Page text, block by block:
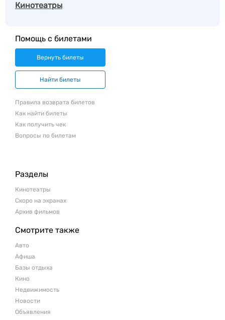
Кинотеатры
Помощь с билетами
Вернуть билеты
Найти билеты
Правила возврата билетов
Как найти билеты
Как получить чек
Вопросы по билетам
Разделы
Кинотеатры
Скоро на экранах
Архив фильмов
Смотрите также
Авто
Афиша
Базы отдыха
Кино
Недвижимость
Новости
Объявления